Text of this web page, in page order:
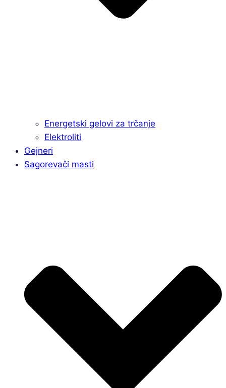
Energetski gelovi za trčanje
Elektroliti
Gejneri
Sagorevači masti